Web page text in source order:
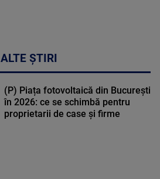
ALTE ȘTIRI
(P) Piața fotovoltaică din București
în 2026: ce se schimbă pentru
proprietarii de case și firme